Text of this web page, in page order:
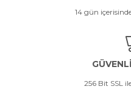
14 gün
256 Bit SSL